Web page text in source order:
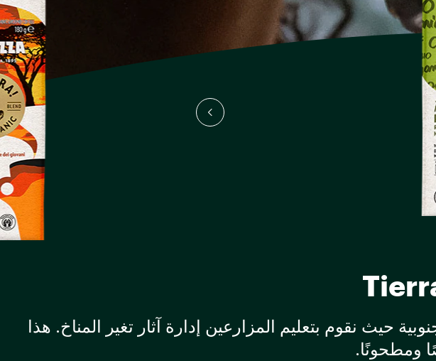
حيث نقوم بتعليم المزارعين إدارة آثار تغير المناخ. هذا
ومطحونًا.